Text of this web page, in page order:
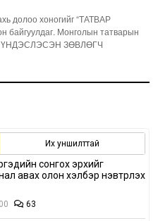
долоо хоногийг “ТАТВАР
Монголын татварын
ҮНДЭСЛЭСЭН ЗӨВЛӨГЧ
Их уншилттай
сонгох эрхийг
авах олон хэлбэр нэвтрүүлэх
63